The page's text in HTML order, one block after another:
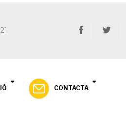
CONTACTA